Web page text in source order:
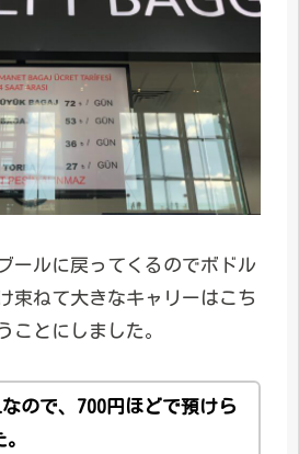
ールに戻ってくるのでボドル
束ねて大きなキャリーはこち
ことにしました。
ので、700円ほどで預けら